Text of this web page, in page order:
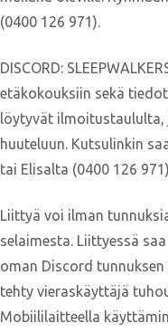
(0400 126 971).
DISCORD:
etäkokouksiin sekä
löytyvät ilmoitustaululta,
huuteluun. Kutsulinkin
tai Elisalta (0400 126
Liittyä voi ilman
selaimesta. Liittyessä
oman Discord
tehty vieraskäyttäjä
Mobiililaitteella